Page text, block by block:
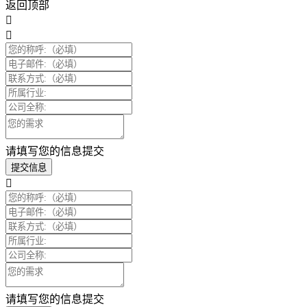
返回顶部
请填写您的信息提交
提交信息
请填写您的信息提交